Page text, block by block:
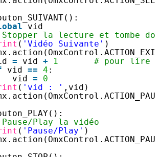
vid
la lecture et tombe
( 'Vidéo Suivante' )
= vid + 1
# pour lire
vid == 4 :
vid =
0
( 'vid : ' ,vid)
Play la vidéo
( 'Pause/Play' )